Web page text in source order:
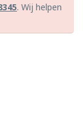
. Wij helpen